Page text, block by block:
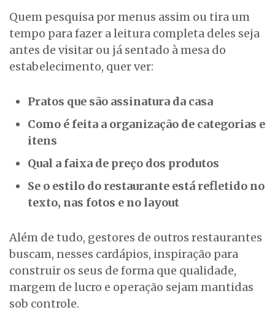
Quem pesquisa por menus assim ou tira um
tempo para fazer a leitura completa deles seja
antes de visitar ou já sentado à mesa do
estabelecimento, quer ver:
Pratos que são assinatura da casa
Como é feita a organização de categorias e
itens
Qual a faixa de preço dos produtos
Se o estilo do restaurante está refletido no
texto, nas fotos e no layout
Além de tudo, gestores de outros restaurantes
buscam, nesses cardápios, inspiração para
construir os seus de forma que qualidade,
margem de lucro e operação sejam mantidas
sob controle.